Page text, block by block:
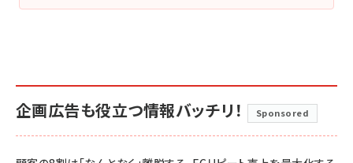
企画広告も役立つ情報バッチリ！ Sponsored